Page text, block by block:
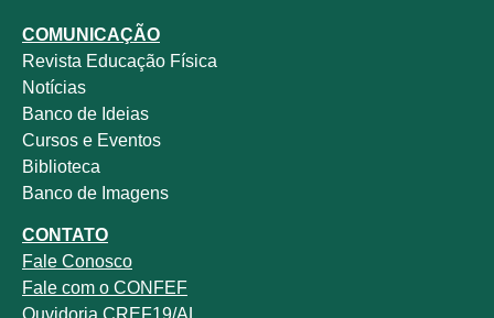
COMUNICAÇÃO
Revista Educação Física
Notícias
Banco de Ideias
Cursos e Eventos
Biblioteca
Banco de Imagens
CONTATO
Fale Conosco
Fale com o CONFEF